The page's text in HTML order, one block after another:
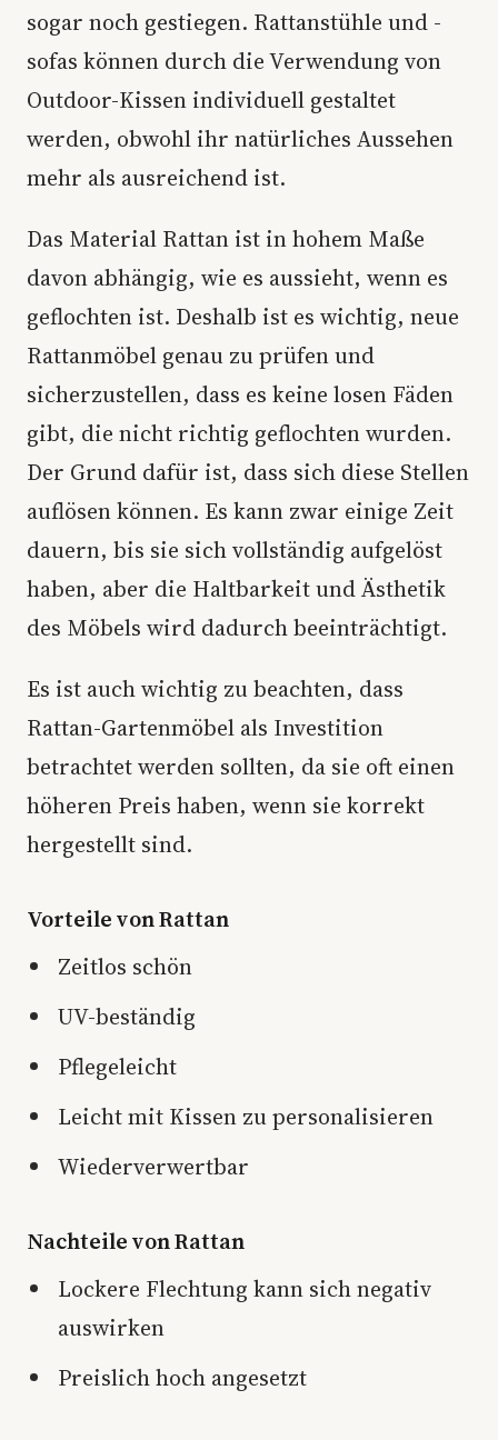
sogar noch gestiegen. Rattanstühle und -
sofas können durch die Verwendung von
Outdoor-Kissen individuell gestaltet
werden, obwohl ihr natürliches Aussehen
mehr als ausreichend ist.
Das Material Rattan ist in hohem Maße
davon abhängig, wie es aussieht, wenn es
geflochten ist. Deshalb ist es wichtig, neue
Rattanmöbel genau zu prüfen und
sicherzustellen, dass es keine losen Fäden
gibt, die nicht richtig geflochten wurden.
Der Grund dafür ist, dass sich diese Stellen
auflösen können. Es kann zwar einige Zeit
dauern, bis sie sich vollständig aufgelöst
haben, aber die Haltbarkeit und Ästhetik
des Möbels wird dadurch beeinträchtigt.
Es ist auch wichtig zu beachten, dass
Rattan-Gartenmöbel als Investition
betrachtet werden sollten, da sie oft einen
höheren Preis haben, wenn sie korrekt
hergestellt sind.
Vorteile von Rattan
Zeitlos schön
UV-beständig
Pflegeleicht
Leicht mit Kissen zu personalisieren
Wiederverwertbar
Nachteile von Rattan
Lockere Flechtung kann sich negativ
auswirken
Preislich hoch angesetzt